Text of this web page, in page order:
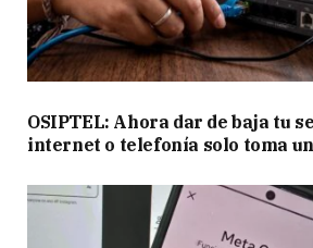
OSIPTEL: Ahora dar de baja tu
internet o telefonía solo toma